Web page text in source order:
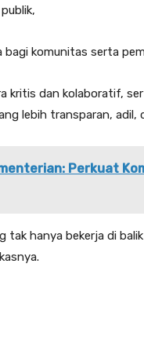
komunitas serta
kritis dan kolaboratif,
lebih transparan, adil,
Perkuat
tak hanya bekerja di